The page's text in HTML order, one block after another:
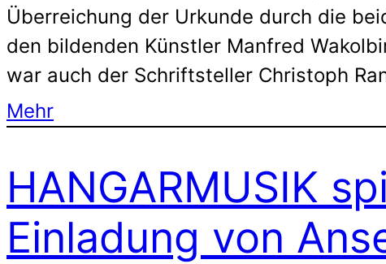
Überreichung der Urkunde durch die
den bildenden Künstler Manfred
war auch der Schriftsteller Christoph
Mehr
HANGARMUSIK
Einladung von